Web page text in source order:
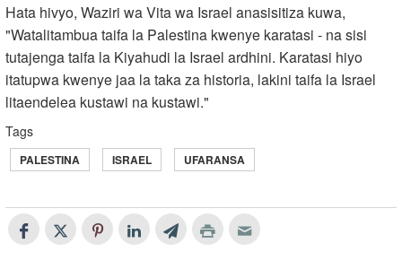
Hata hivyo, Waziri wa Vita wa Israel anasisitiza kuwa,
"Watalitambua taifa la Palestina kwenye karatasi - na sisi
tutajenga taifa la Kiyahudi la Israel ardhini. Karatasi hiyo
itatupwa kwenye jaa la taka za historia, lakini taifa la Israel
litaendelea kustawi na kustawi."
Tags
PALESTINA ISRAEL UFARANSA